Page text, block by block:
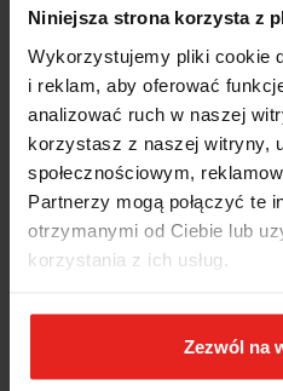
Niniejsza strona korzysta z
Wykorzystujemy pliki cookie
i reklam, aby oferować
analizować ruch w naszej
korzystasz z naszej witryny,
społecznościowym,
Partnerzy mogą połączyć te
otrzymanymi od Ciebie lub
korzystania z ich usług.
Zezwól na
PRZEGRODA SZUFLADY
255X70MM
INNI